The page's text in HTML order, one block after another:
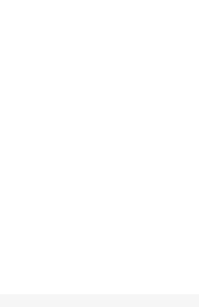
Voit tehdä valinnat tuotteen